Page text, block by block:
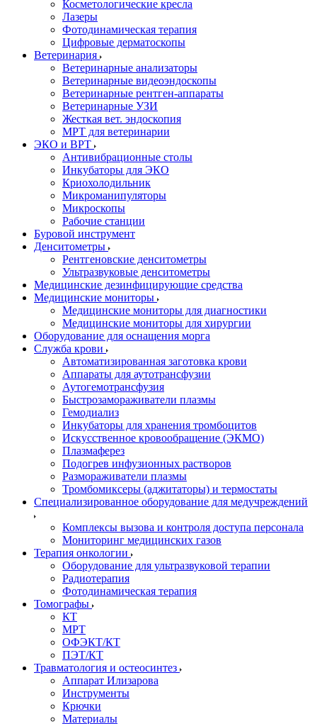
Косметологические кресла
Лазеры
Фотодинамическая терапия
Цифровые дерматоскопы
Ветеринария
Ветеринарные анализаторы
Ветеринарные видеоэндоскопы
Ветеринарные рентген-аппараты
Ветеринарные УЗИ
Жесткая вет. эндоскопия
МРТ для ветеринарии
ЭКО и ВРТ
Антивибрационные столы
Инкубаторы для ЭКО
Криохолодильник
Микроманипуляторы
Микроскопы
Рабочие станции
Буровой инструмент
Денситометры
Рентгеновские денситометры
Ультразвуковые денситометры
Медицинские дезинфицирующие средства
Медицинские мониторы
Медицинские мониторы для диагностики
Медицинские мониторы для хирургии
Оборудование для оснащения морга
Служба крови
Автоматизированная заготовка крови
Аппараты для аутотрансфузии
Аутогемотрансфузия
Быстрозамораживатели плазмы
Гемодиализ
Инкубаторы для хранения тромбоцитов
Искусственное кровообращение (ЭКМО)
Плазмаферез
Подогрев инфузионных растворов
Размораживатели плазмы
Тромбомиксеры (аджитаторы) и термостаты
Специализированное оборудование для медучреждений
Комплексы вызова и контроля доступа персонала
Мониторинг медицинских газов
Терапия онкологии
Оборудование для ультразвуковой терапии
Радиотерапия
Фотодинамическая терапия
Томографы
КТ
МРТ
ОФЭКТ/КТ
ПЭТ/КТ
Травматология и остеосинтез
Аппарат Илизарова
Инструменты
Крючки
Материалы